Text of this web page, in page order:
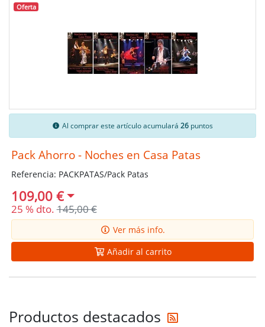
Oferta
Al comprar este artículo acumulará26 puntos
Pack Ahorro - Noches en Casa Patas
Referencia: PACKPATAS/Pack Patas
109,00 €
25 % dto.145,00 €
Ver más info.
Añadir al carrito
Productos destacados